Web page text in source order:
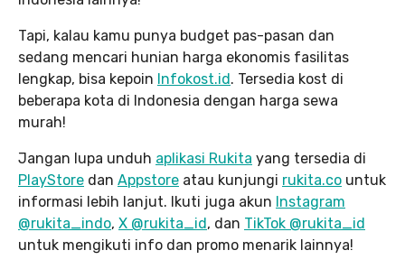
Tapi, kalau kamu punya budget pas-pasan dan
sedang mencari hunian harga ekonomis fasilitas
lengkap, bisa kepoin Infokost.id . Tersedia kost di
beberapa kota di Indonesia dengan harga sewa
murah!
Jangan lupa unduh aplikasi Rukita yang tersedia di
PlayStore dan Appstore atau kunjungi rukita.co untuk
informasi lebih lanjut. Ikuti juga akun Instagram
@rukita_indo, X @rukita_id , dan TikTok @rukita_id
untuk mengikuti info dan promo menarik lainnya!